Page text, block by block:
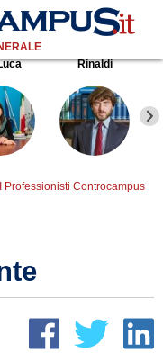
Rinaldi
I Professionisti Controcampus